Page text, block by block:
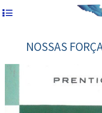
4
NOSSAS